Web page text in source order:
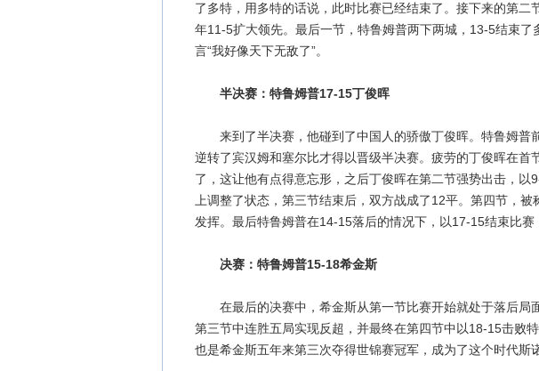
了多特，用多特的话说，此时比赛已经结束了。接下来的第二
年11-5扩大领先。最后一节，特鲁姆普两下两城，13-5结束了
言“我好像天下无敌了”。
半决赛：特鲁姆普17-15丁俊晖
来到了半决赛，他碰到了中国人的骄傲丁俊晖。特鲁姆普
逆转了宾汉姆和塞尔比才得以晋级半决赛。疲劳的丁俊晖在首
了，这让他有点得意忘形，之后丁俊晖在第二节强势出击，以
上调整了状态，第三节结束后，双方战成了12平。第四节，
发挥。最后特鲁姆普在14-15落后的情况下，以17-15结束比赛
决赛：特鲁姆普15-18希金斯
在最后的决赛中，希金斯从第一节比赛开始就处于落后局
第三节中连胜五局实现反超，并最终在第四节中以18-15击败
也是希金斯五年来第三次夺得世锦赛冠军，成为了这个时代斯